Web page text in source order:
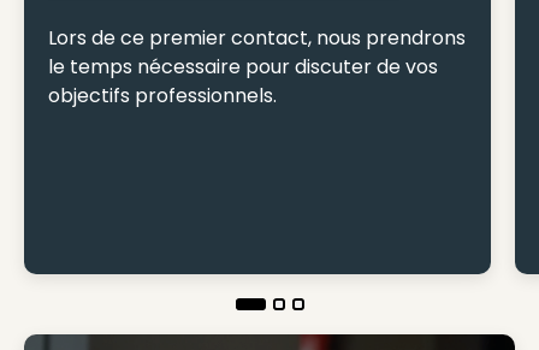
Lors de ce premier contact, nous prendrons
le temps nécessaire pour discuter de vos
objectifs professionnels.